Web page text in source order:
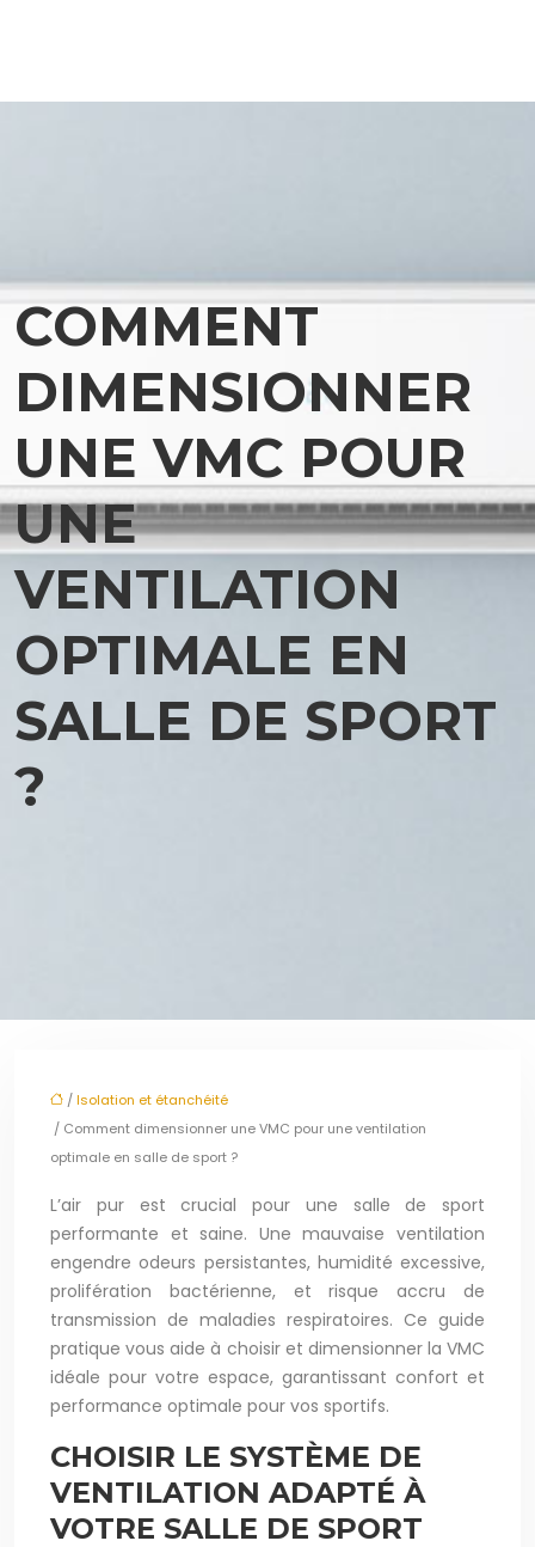
COMMENT
DIMENSIONNER
UNE VMC POUR
UNE
VENTILATION
OPTIMALE EN
SALLE DE SPORT
?
/Isolation et étanchéité
/ Comment dimensionner une VMC pour une ventilation
optimale en salle de sport ?
L’air pur est crucial pour une salle de sport
performante et saine. Une mauvaise ventilation
engendre odeurs persistantes, humidité excessive,
prolifération bactérienne, et risque accru de
transmission de maladies respiratoires. Ce guide
pratique vous aide à choisir et dimensionner la VMC
idéale pour votre espace, garantissant confort et
performance optimale pour vos sportifs.
CHOISIR LE SYSTÈME DE
VENTILATION ADAPTÉ À
VOTRE SALLE DE SPORT